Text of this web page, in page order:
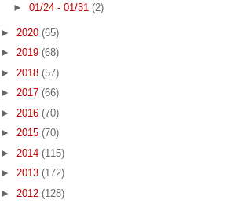
► 01/24 - 01/31 (2)
► 2020 (65)
► 2019 (68)
► 2018 (57)
► 2017 (66)
► 2016 (70)
► 2015 (70)
► 2014 (115)
► 2013 (172)
► 2012 (128)